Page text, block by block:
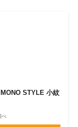
STYLE 小紋
べ